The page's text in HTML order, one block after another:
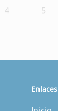
4 5
Enlaces